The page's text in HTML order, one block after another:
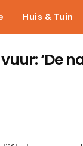
Huis & Tuin
‘De